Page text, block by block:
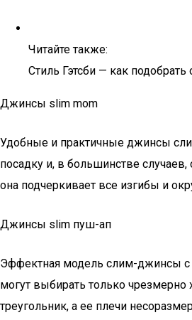
Читайте также:
Стиль Гэтсби — как
Джинсы slim mom
Удобные и практичные джинсы
посадку и, в большинстве
она подчеркивает все изгибы и
Джинсы slim пуш-ап
Эффектная модель слим-джинсы с
могут выбирать только
треугольник, а ее плечи